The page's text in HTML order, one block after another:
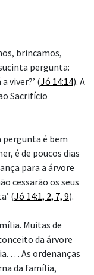
brincamos,
pergunta:
viver?’ (Jó 14:14). A
Sacrifício
pergunta é bem
é de poucos dias
para a árvore
cessarão os seus
(Jó 14:1, 2, 7, 9).
Muitas de
da árvore
… As ordenanças
da família,